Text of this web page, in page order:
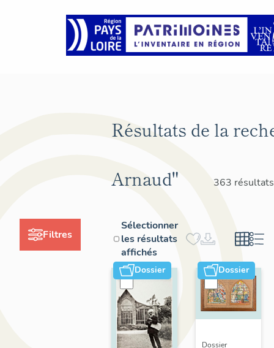
Filtres
Résultats de la
Arnaud"
363 résultats
Sélectionner
les résultats
affichés
Dossier Dossier
Dossier